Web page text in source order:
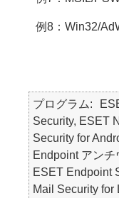
例8：Win32/
プログラム
Security, ESET
Security for
Endpoint アン
ESET Endpoint
Mail Security for